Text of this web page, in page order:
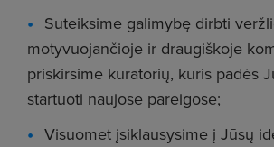
Suteiksime galimybę dirbti
motyvuojančioje ir draugiškoje
priskirsime kuratorių, kuris padės
startuoti naujose pareigose;
Visuomet įsiklausysime į Jūsų